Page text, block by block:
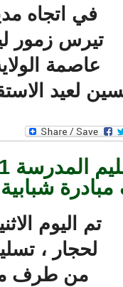
في اتجاه
تيرس زمور
عاصمة
لعيد
شبابية
تم اليوم
من طرف